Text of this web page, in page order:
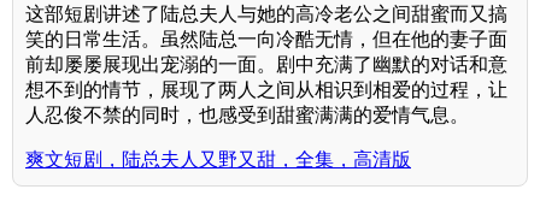
这部短剧讲述了陆总夫人与她的高冷老公之间甜蜜而又搞
笑的日常生活。虽然陆总一向冷酷无情，但在他的妻子面
前却屡屡展现出宠溺的一面。剧中充满了幽默的对话和意
想不到的情节，展现了两人之间从相识到相爱的过程，让
人忍俊不禁的同时，也感受到甜蜜满满的爱情气息。
爽文短剧，陆总夫人又野又甜，全集，高清版